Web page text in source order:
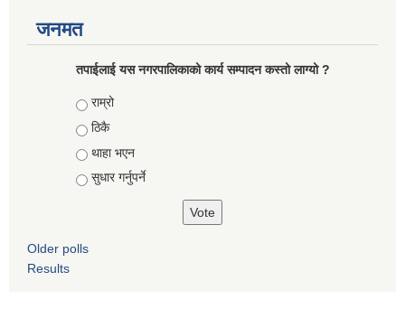
जनमत
तपाईलाई यस नगरपालिकाको कार्य सम्पादन कस्तो लाग्यो ?
Choices
राम्रो
ठिकै
थाहा भएन
सुधार गर्नुपर्ने
Older polls
Results